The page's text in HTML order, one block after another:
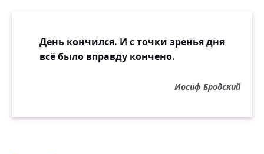
День кончился. И с точки зренья дня
всё было вправду кончено.
Иосиф Бродский